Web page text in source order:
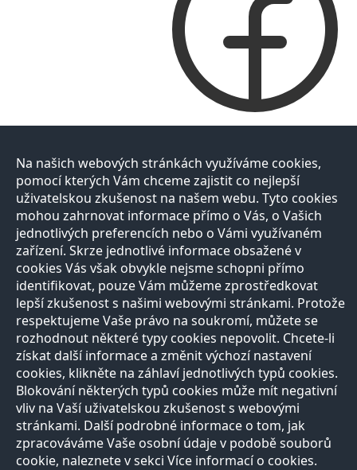
Na našich webových stránkách využíváme cookies,
pomocí kterých Vám chceme zajistit co nejlepší
uživatelskou zkušenost na našem webu. Tyto cookies
mohou zahrnovat informace přímo o Vás, o Vašich
jednotlivých preferencích nebo o Vámi využívaném
zařízení. Skrze jednotlivé informace obsažené v
cookies Vás však obvykle nejsme schopni přímo
identifikovat, pouze Vám můžeme zprostředkovat
lepší zkušenost s našimi webovými stránkami. Protože
respektujeme Vaše právo na soukromí, můžete se
rozhodnout některé typy cookies nepovolit. Chcete-li
získat další informace a změnit výchozí nastavení
cookies, klikněte na záhlaví jednotlivých typů cookies.
Blokování některých typů cookies může mít negativní
vliv na Vaší uživatelskou zkušenost s webovými
stránkami. Další podrobné informace o tom, jak
zpracováváme Vaše osobní údaje v podobě souborů
cookie, naleznete v sekci Více informací o cookies.